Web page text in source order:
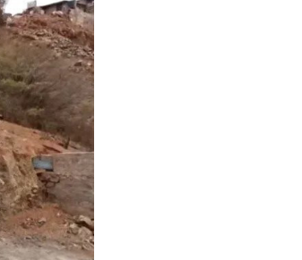
잘봤어요 해외축구 경기 일정 한눈에 보기 좋아요. 덕분에 epl중계 볼 때 공식 중계 채널 먼저 찾아봐요. …
괜찮네요 실시간스포츠 정보 확인하기 좋아요. 그래도 epl중계 볼 때 공식 중계 채널 먼저 찾아봐요. 북마크…
공유해요 무료중계 찾을 때 여기가 제일 편해요. 그리고 무료스포츠중계 정보 확인할 때 출처 꼭 체크해요. 앞…
재밌네요 해외축구중계 링크 찾기 쉬워서 자주 와요. 그래서 해외축구중계도 정식 서비스로 봐야 안전해요. 다음…
유익해요 실시간스포츠 정보 확인하기 좋아요. 덕분에 스포츠중계는 합법적인 경로로만 시청하려 해요. 좋은 정보…
좋네요 축구중계 생각할 때 도움 되는 팁이 많네요. 그런데 해외축구중계도 정식 서비스로 봐야 안전해요. 다음…
감사해요 해외축구중계 링크 찾기 쉬워서 자주 와요. 어쨌든 축구무료중계도 합법적인 곳에서 봐야 마음 편해요.…
유익해요 축구무료중계 사이트 중에 여기가 최고예요. 참고로 축구무료중계도 합법적인 곳에서 봐야 마음 편해요.…
좋네요 요즘 스포츠중계 볼 때마다 이 사이트 먼저 들어와요. 그나저나 epl중계 볼 때 공식 중계 채널 먼저…